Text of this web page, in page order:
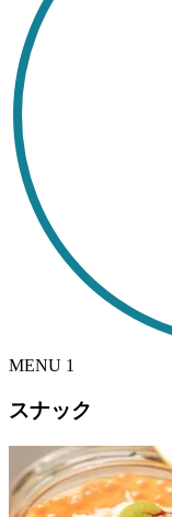
MENU 1
スナック